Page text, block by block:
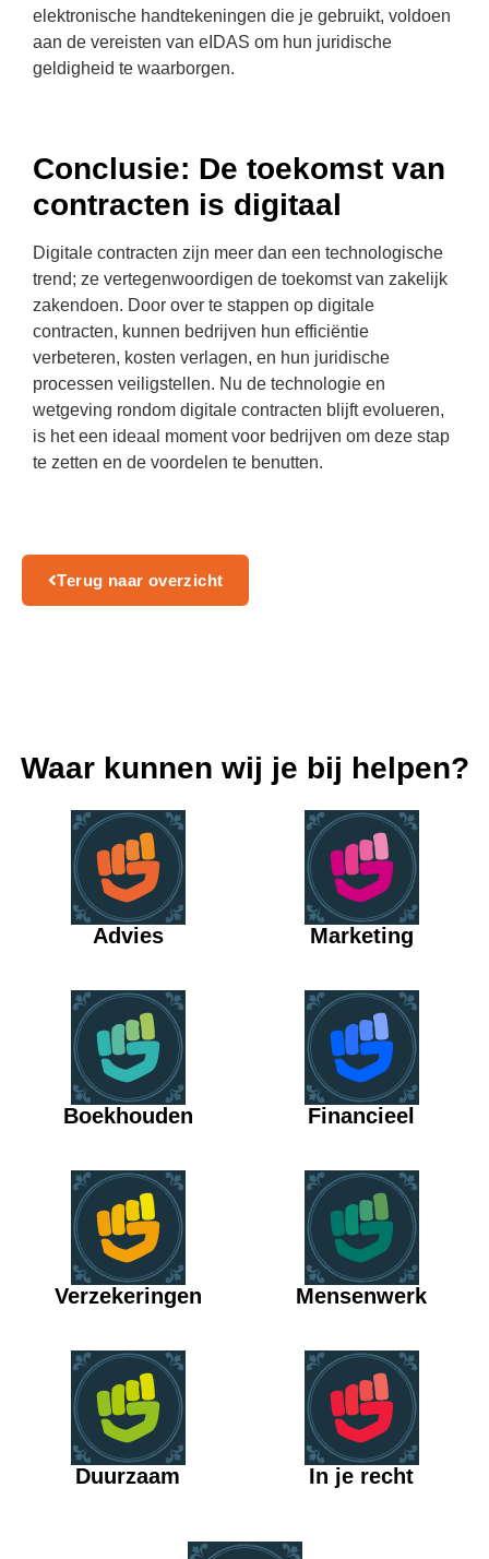
elektronische handtekeningen die je gebruikt, voldoen
aan de vereisten van eIDAS om hun juridische
geldigheid te waarborgen.
Conclusie: De toekomst van
contracten is digitaal
Digitale contracten zijn meer dan een technologische
trend; ze vertegenwoordigen de toekomst van zakelijk
zakendoen. Door over te stappen op digitale
contracten, kunnen bedrijven hun efficiëntie
verbeteren, kosten verlagen, en hun juridische
processen veiligstellen. Nu de technologie en
wetgeving rondom digitale contracten blijft evolueren,
is het een ideaal moment voor bedrijven om deze stap
te zetten en de voordelen te benutten.
Terug naar overzicht
Waar kunnen wij je bij helpen?
Advies Marketing
Boekhouden Financieel
Verzekeringen Mensenwerk
Duurzaam In je recht